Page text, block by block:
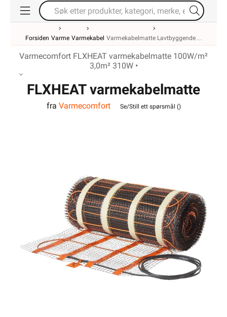
Forsiden Varme Varmekabel Varmekabelmatte Lavtbyggende
Varmecomfort FLXHEAT varmekabelmatte 100W/m²
3,0m² 310W •
FLXHEAT varmekabelmatte
100W/m² 3,0m² 310W
fra Varmecomfort Se/Still ett spørsmål ()